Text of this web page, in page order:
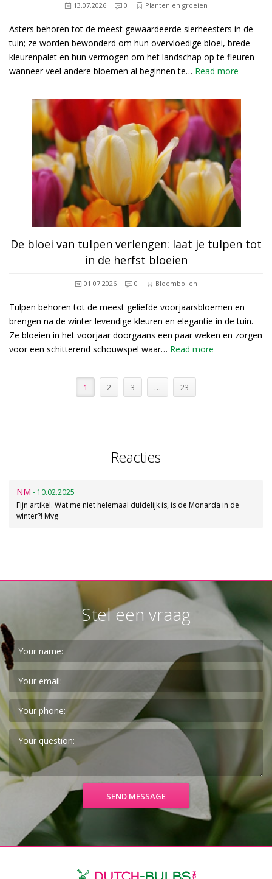
13.07.2026 0 Planten en groeien
Asters behoren tot de meest gewaardeerde sierheesters in de
tuin; ze worden bewonderd om hun overvloedige bloei, brede
kleurenpalet en hun vermogen om het landschap op te fleuren
wanneer veel andere bloemen al beginnen te… Read more
De bloei van tulpen verlengen: laat je tulpen tot
in de herfst bloeien
01.07.2026 0 Bloembollen
Tulpen behoren tot de meest geliefde voorjaarsbloemen en
brengen na de winter levendige kleuren en elegantie in de tuin.
Ze bloeien in het voorjaar doorgaans een paar weken en zorgen
voor een schitterend schouwspel waar… Read more
1 2 3 … 23
Reacties
NM - 10.02.2025
Fijn artikel. Wat me niet helemaal duidelijk is, is de Monarda in de
winter?! Mvg
Stel een vraag